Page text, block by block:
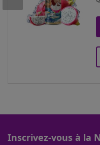
Inscrivez-vous à la